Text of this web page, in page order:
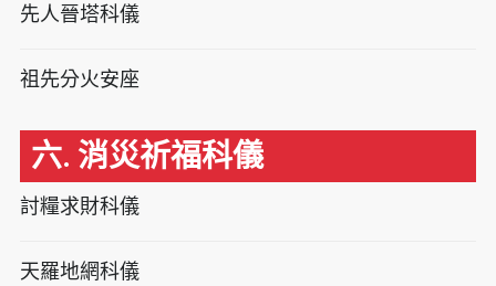
先人晉塔科儀
祖先分火安座
六. 消災祈福科儀
討糧求財科儀
天羅地網科儀